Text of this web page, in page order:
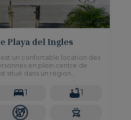
Playa del Ingles
un confortable location des
en plein centre de
situé dans un region
et entouré de restaurants.
1 1